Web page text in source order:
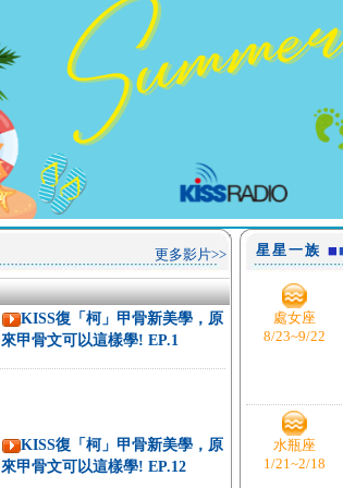
更多影片>>
KISS復「柯」甲骨新美學，原
來甲骨文可以這樣學! EP.1
KISS復「柯」甲骨新美學，原
來甲骨文可以這樣學! EP.12
星星一族
處女座
8/23~9/22
水瓶座
1/21~2/18